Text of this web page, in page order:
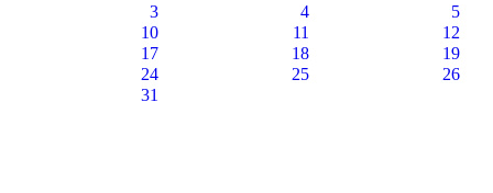
3 4
5
10
11
12
17
18
19
24
25
26
31